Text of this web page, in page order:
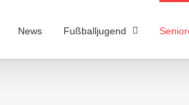
News Fußballjugend